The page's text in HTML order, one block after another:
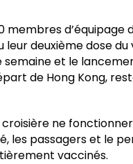
membres d’équipage
leur deuxième dose du
semaine et le
de Hong Kong,
ne
les passagers et le
vaccinés.